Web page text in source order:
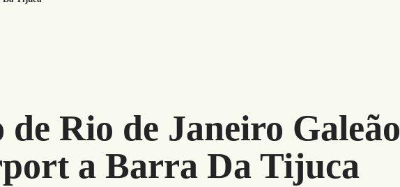
Rio de Janeiro Galeão
a Barra Da Tijuca